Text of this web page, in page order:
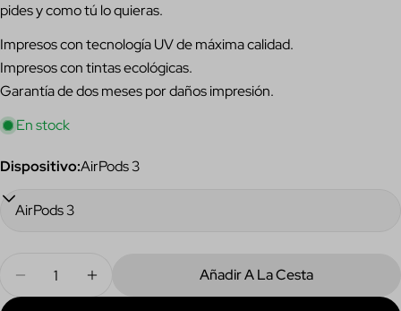
pides y como tú lo quieras.
Impresos con tecnología UV de máxima calidad.
Impresos con tintas ecológicas.
Garantía de dos meses por daños impresión.
En stock
Dispositivo:AirPods 3
Disminuir Cantidad Para Funda Kiss Of Death AirPods
Aumentar Cantidad Para Funda Kiss Of
Añadir A La Cesta
Comparte este producto
Compartir
Facebook
Compartir
Pin
Su
correo
electrónico
teléfono
mensaje